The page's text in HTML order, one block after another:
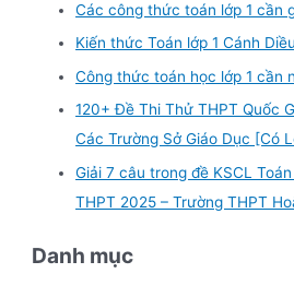
Các công thức toán lớp 1 cần
Kiến thức Toán lớp 1 Cánh
Công thức toán học lớp 1 cần
120+ Đề Thi Thử THPT Quốc
Các Trường Sở Giáo Dục [Có
Giải 7 câu trong đề KSCL
THPT 2025 – Trường THPT
Danh mục